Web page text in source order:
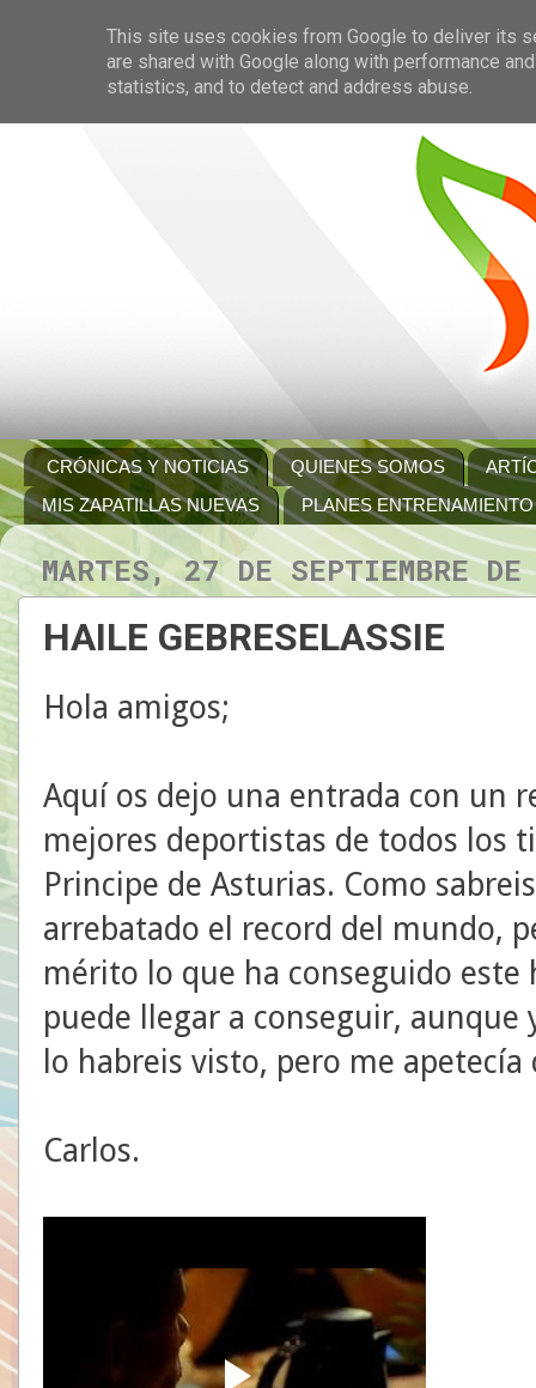
CRÓNICAS Y NOTICIAS QUIENES SOMOS
MIS ZAPATILLAS NUEVAS
PLANES ENTRENAMIENTO
MARTES, 27 DE SEPTIEMBRE
HAILE GEBRESELASSIE
Hola amigos;
Aquí os dejo una entrada con un
mejores deportistas de todos los
Principe de Asturias. Como
arrebatado el record del mundo,
mérito lo que ha conseguido
puede llegar a conseguir,
lo habreis visto, pero me apetecía
Carlos.
This site uses cookies from Google to deliver its
are shared with Google along with performance
statistics, and to detect and address abuse.